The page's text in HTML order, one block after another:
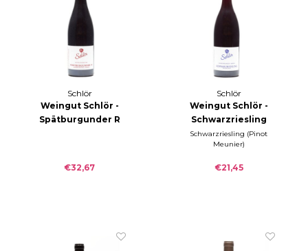
Schlör
Weingut Schlör -
Spätburgunder R
€32,67
Schlör
Weingut Schlör -
Schwarzriesling
2023
Schwarzriesling (Pinot
Meunier)
€21,45